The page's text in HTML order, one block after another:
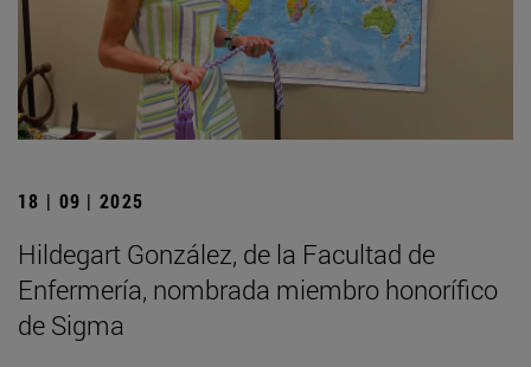
18 | 09 | 2025
Hildegart González, de la Facultad de
Enfermería, nombrada miembro honorífico
de Sigma